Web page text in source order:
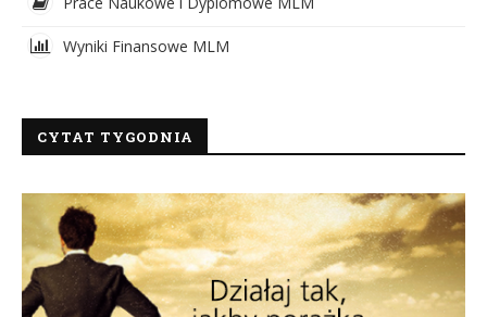
Wyniki Finansowe MLM
CYTAT TYGODNIA